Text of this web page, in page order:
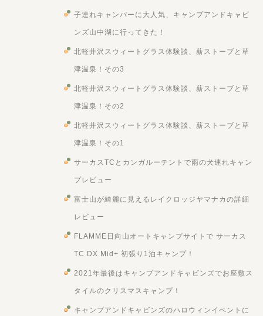
子連れキャンパーに大人気、キャンプアンドキャビ
ンズ山中湖に行ってきた！
北軽井沢スウィートグラス体験談、薪ストーブと草
津温泉！その3
北軽井沢スウィートグラス体験談、薪ストーブと草
津温泉！その2
北軽井沢スウィートグラス体験談、薪ストーブと草
津温泉！その1
サーカスTCとカンガルーテントで雨の犬連れキャン
プレビュー
富士山が綺麗に見えるレイクロッジヤマナカの詳細
レビュー
FLAMME日向山オートキャンプサイトで サーカス
TC DX Mid+ 初張り1泊キャンプ！
2021年最後はキャンプアンドキャビンズでお座敷ス
タイルのクリスマスキャンプ！
キャンプアンドキャビンズのハロウィンイベントに